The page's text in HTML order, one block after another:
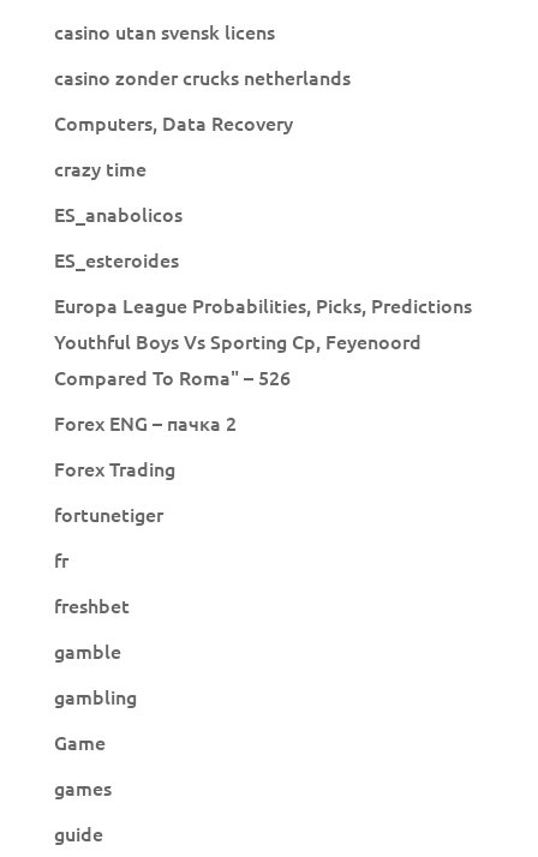
casino utan svensk licens
casino zonder crucks netherlands
Computers, Data Recovery
crazy time
ES_anabolicos
ES_esteroides
Europa League Probabilities, Picks, Predictions
Youthful Boys Vs Sporting Cp, Feyenoord
Compared To Roma" – 526
Forex ENG – пачка 2
Forex Trading
fortunetiger
fr
freshbet
gamble
gambling
Game
games
guide